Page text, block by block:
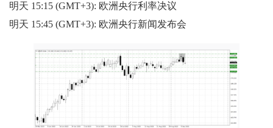
明天 15:15 (GMT+3): 欧洲央行利率决议
明天 15:45 (GMT+3): 欧洲央行新闻发布会